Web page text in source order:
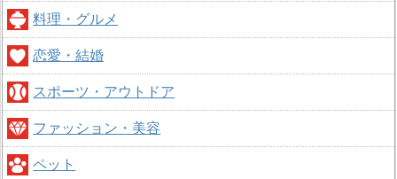
料理・グルメ
恋愛・結婚
スポーツ・アウトドア
ファッション・美容
ペット